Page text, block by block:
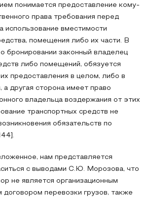
понимается предоставление кому-
права требования перед
использование вместимости
помещения либо их части. В
бронировании законный владелец
либо помещений, обязуется
предоставления в целом, либо в
а другая сторона имеет право
владельца воздержания от этих
транспортных средств не
обязательств по
нам представляется
с выводами С.Ю. Морозова, что
не является организационным
договором перевозки грузов, также